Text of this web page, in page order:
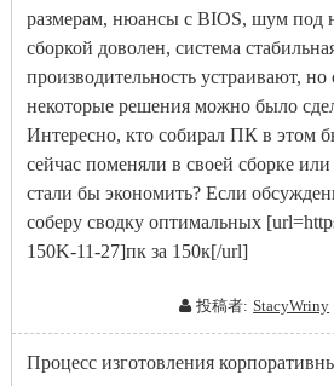
размерам, нюансы с BIOS, шум под
сборкой доволен, система
производительность устраивают,
некоторые решения можно было
Интересно, кто собирал ПК в этом
сейчас поменяли в своей сборке
стали бы экономить? Если
соберу сводку оптимальных
150K-11-27]пк за 150к[/url]
投稿者: StacyWriny
Процесс изготовления